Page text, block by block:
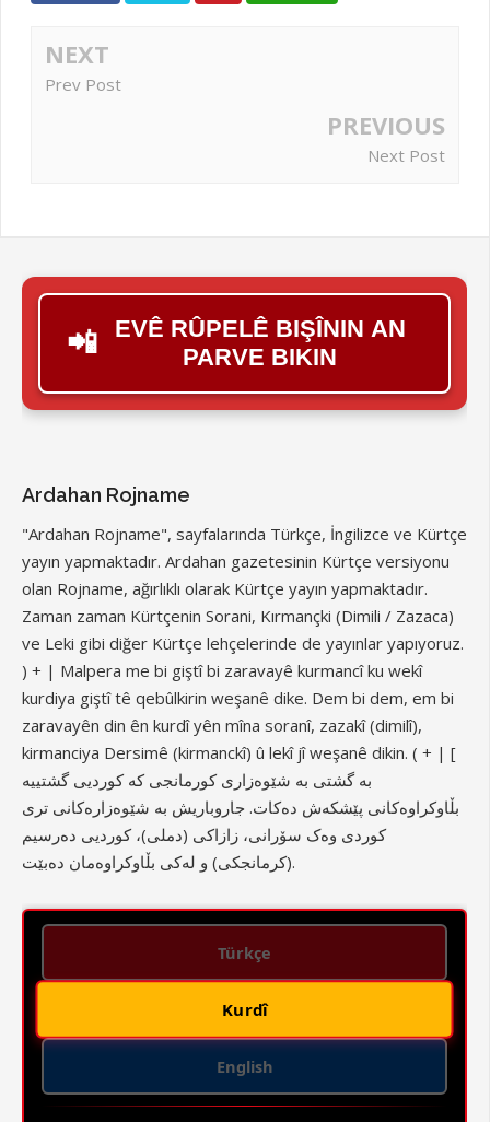
NEXT
Prev Post
PREVIOUS
Next Post
📲
EVÊ RÛPELÊ BIŞÎNIN AN
PARVE BIKIN
Ardahan Rojname
"Ardahan Rojname", sayfalarında Türkçe, İngilizce ve Kürtçe
yayın yapmaktadır. Ardahan gazetesinin Kürtçe versiyonu
olan Rojname, ağırlıklı olarak Kürtçe yayın yapmaktadır.
Zaman zaman Kürtçenin Sorani, Kırmançki (Dimili / Zazaca)
ve Leki gibi diğer Kürtçe lehçelerinde de yayınlar yapıyoruz.
) + | Malpera me bi giştî bi zaravayê kurmancî ku wekî
kurdiya giştî tê qebûlkirin weşanê dike. Dem bi dem, em bi
zaravayên din ên kurdî yên mîna soranî, zazakî (dimilî),
kirmanciya Dersimê (kirmanckî) û lekî jî weşanê dikin. ( + | [
بە گشتی بە شێوەزاری کورمانجی کە کوردیی گشتییە
بڵاوکراوەکانی پێشکەش دەکات. جاروباریش بە شێوەزارەکانی تری
کوردی وەک سۆرانی، زازاکی (دملی)، کوردیی دەرسیم
(کرمانجکی) و لەکی بڵاوکراوەمان دەبێت.
Türkçe
Kurdî
English